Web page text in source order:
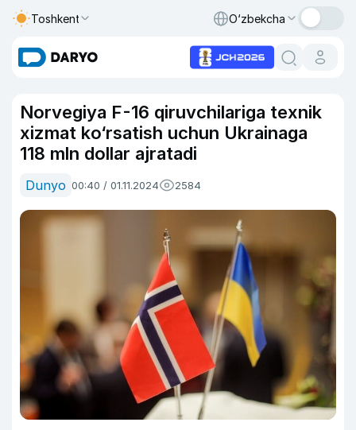
Toshkent O‘zbekcha
Norvegiya F-16 qiruvchilariga texnik
xizmat ko‘rsatish uchun Ukrainaga
118 mln dollar ajratadi
Dunyo 00:40 / 01.11.2024 2584